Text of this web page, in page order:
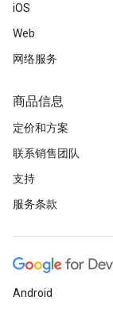
iOS
Web
网络服务
商品信息
定价和方案
联系销售团队
支持
服务条款
Android